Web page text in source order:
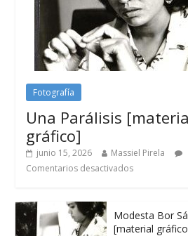
Fotografía
Una Parálisis
gráfico]
junio 15, 2026
Massiel Pirela
Comentarios desactivados
Modesta Bor
[material